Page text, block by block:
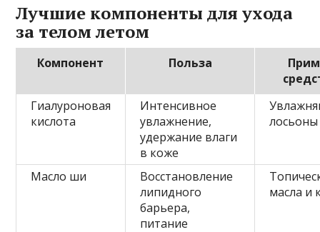
Лучшие компоненты для ухода
за телом летом
Компонент Польза
Гиалуроновая
кислота
Интенсивное
увлажнение,
удержание влаги
в коже
лосьоны
Масло ши
Восстановление
липидного
барьера,
питание
масла и